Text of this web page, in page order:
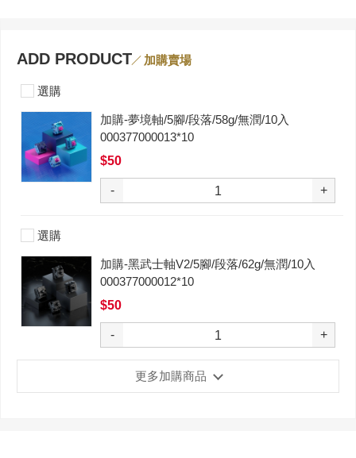
ADD PRODUCT 加購賣場
選購
加購-夢境軸/5腳/段落/58g/無潤/10入
000377000013*10
$50
- +
選購
加購-黑武士軸V2/5腳/段落/62g/無潤/10入
000377000012*10
$50
- +
更多加購商品